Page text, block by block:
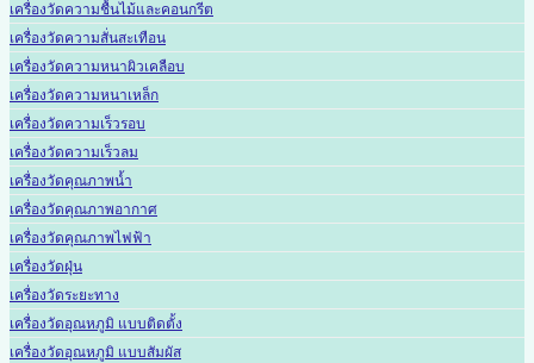
เครื่องวัดความชื้นไม้และคอนกรีต
เครื่องวัดความสั่นสะเทือน
เครื่องวัดความหนาผิวเคลือบ
เครื่องวัดความหนาเหล็ก
เครื่องวัดความเร็วรอบ
เครื่องวัดความเร็วลม
เครื่องวัดคุณภาพน้ำ
เครื่องวัดคุณภาพอากาศ
เครื่องวัดคุณภาพไฟฟ้า
เครื่องวัดฝุ่น
เครื่องวัดระยะทาง
เครื่องวัดอุณหภูมิ แบบติดตั้ง
เครื่องวัดอุณหภูมิ แบบสัมผัส